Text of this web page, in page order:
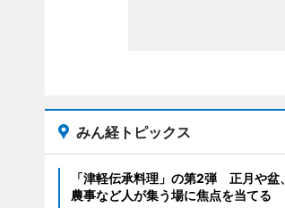
みん経トピックス
「津軽伝承料理」の第2弾 正月や盆、
農事など人が集う場に焦点を当てる